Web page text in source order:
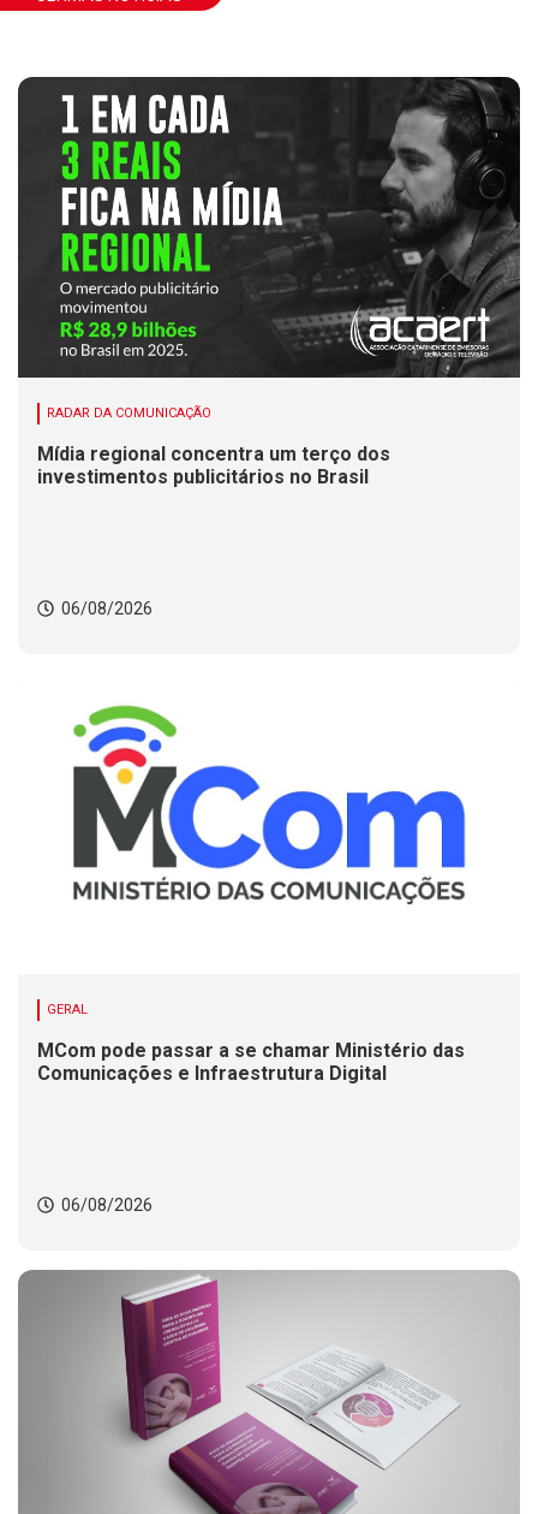
RADAR DA COMUNICAÇÃO
Mídia regional concentra um terço dos
investimentos publicitários no Brasil
06/08/2026
GERAL
MCom pode passar a se chamar Ministério das
Comunicações e Infraestrutura Digital
06/08/2026